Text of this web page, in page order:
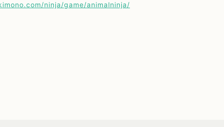
ninja/game/animalninja/